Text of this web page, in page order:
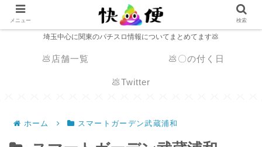
埼玉中心に関東のパチスロ情報についてまとめてます💩
💩店舗一覧 💩〇の付く日
💩Twitter
ホーム スマートガーデン武蔵浦和
メニュー 検索